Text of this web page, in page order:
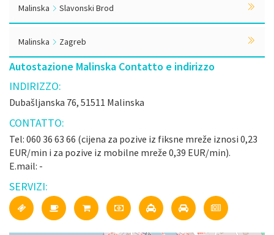
Malinska Slavonski Brod
Malinska Zagreb
Autostazione Malinska Contatto e indirizzo
INDIRIZZO:
Dubašljanska 76, 51511 Malinska
CONTATTO:
Tel: 060 36 63 66 (cijena za pozive iz fiksne mreže iznosi 0,23
EUR/min i za pozive iz mobilne mreže 0,39 EUR/min).
E.mail: -
SERVIZI: